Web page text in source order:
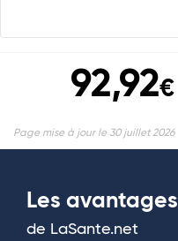
92,92€
Page mise à jour le 30 juillet 2026
Les avantages
de LaSante.net